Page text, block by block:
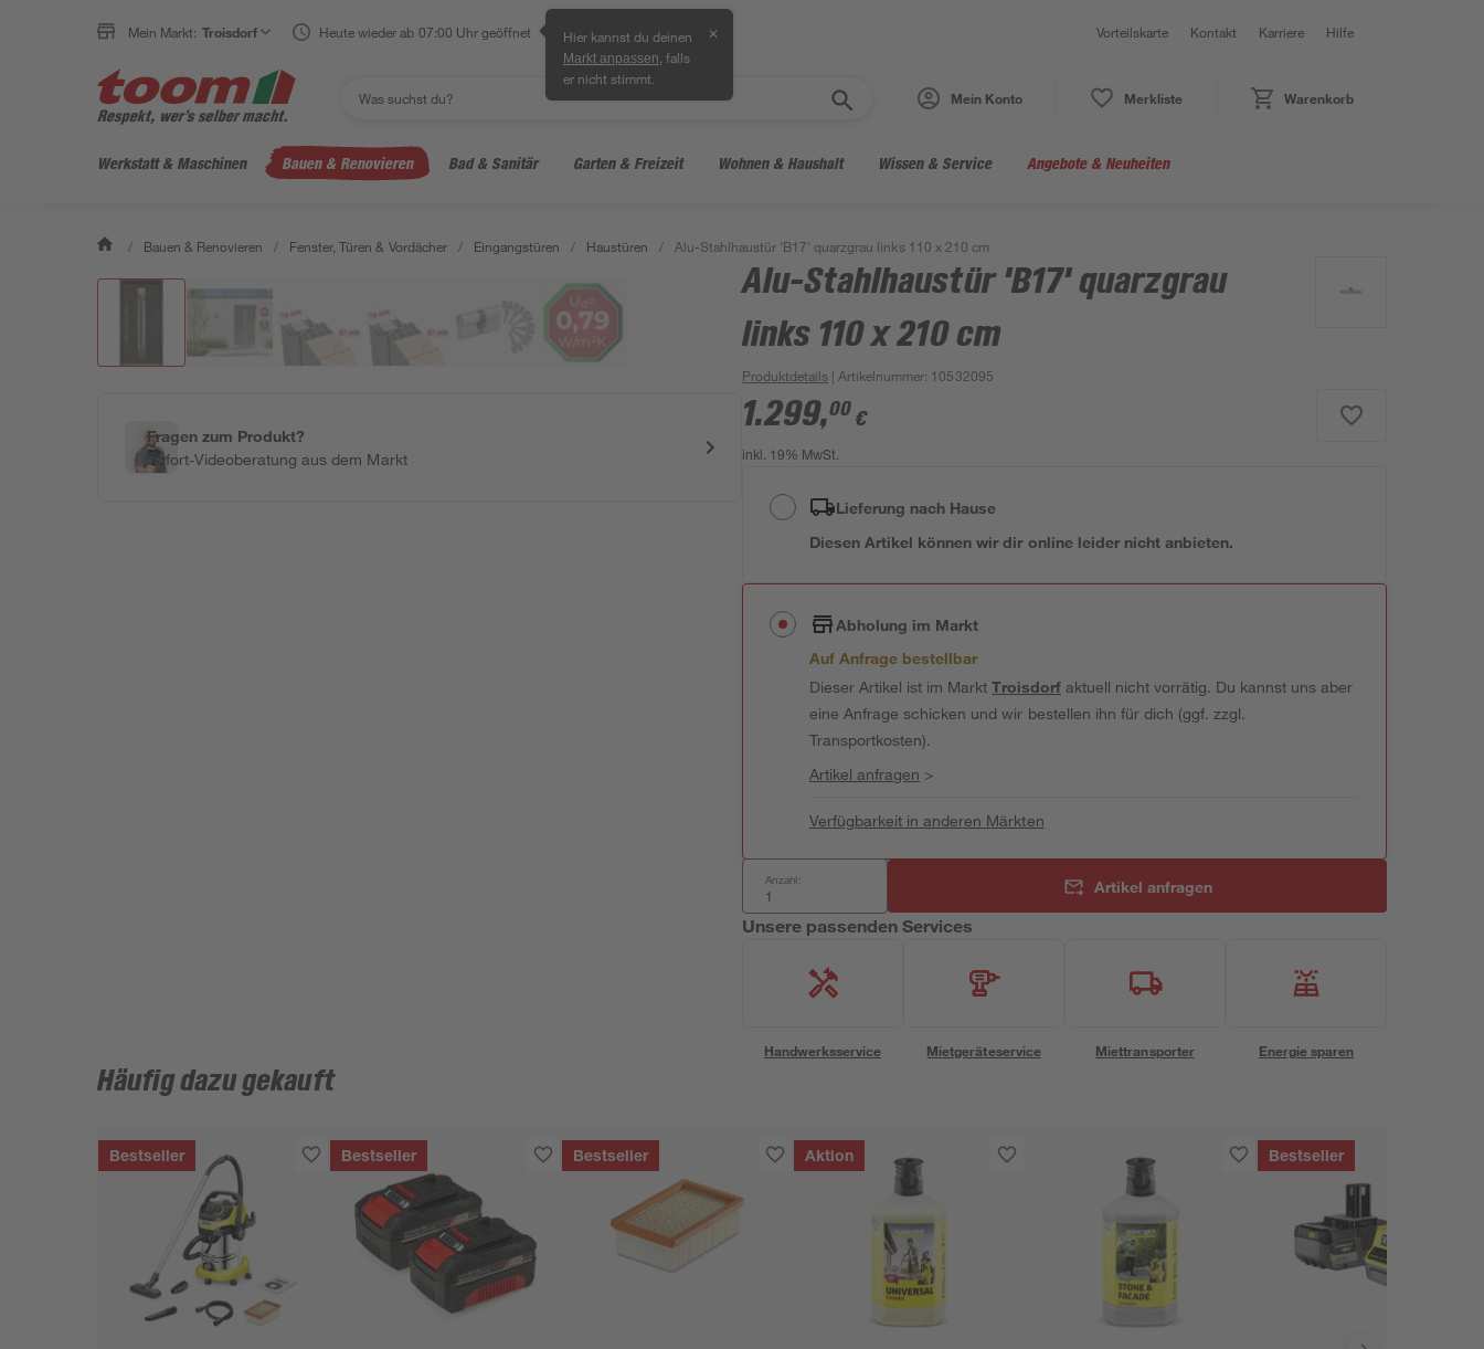
Mein Markt: Troisdorf Heute wieder ab 07:00 Uhr geöffnet Hier kannst du deinen
Markt anpassen , falls
er nicht stimmt.
✕ Vorteilskarte Kontakt Karriere Hilfe
Mein Konto Merkliste Warenkorb
Werkstatt & Maschinen Bauen & Renovieren Bad & Sanitär Garten & Freizeit Wohnen & Haushalt Wissen & Service Angebote & Neuheiten
/ Bauen & Renovieren / Fenster, Türen & Vordächer / Eingangstüren / Haustüren / Alu-Stahlhaustür 'B17' quarzgrau links 110 x 210 cm
Fragen zum Produkt?
Sofort-Videoberatung aus dem Markt
Alu-Stahlhaustür 'B17' quarzgrau
links 110 x 210 cm
Produktdetails | Artikelnummer: 10532095
1.299,00 €
inkl. 19% MwSt.
Lieferung nach Hause
Diesen Artikel können wir dir online leider nicht anbieten.
Abholung im Markt
Auf Anfrage bestellbar
Dieser Artikel ist im MarktTroisdorfaktuell nicht vorrätig. Du kannst uns aber
eine Anfrage schicken und wir bestellen ihn für dich (ggf. zzgl.
Transportkosten).
Artikel anfragen >
Verfügbarkeit in anderen Märkten
Anzahl: Artikel anfragen
Unsere passenden Services
Handwerksservice Mietgeräteservice Miettransporter Energie sparen
Häufig dazu gekauft
Bestseller Bestseller Bestseller Aktion Bestseller